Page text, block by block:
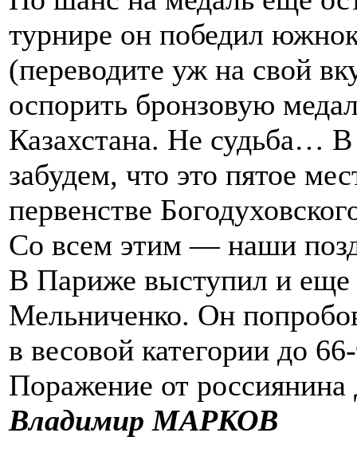
турнире он победил
(переводите уж на свой
оспорить бронзовую
Казахстана. Не судьба…
забудем, что это пятое
первенстве
Со всем этим — наши
В Париже выступил и
Мельниченко. Он
в весовой категории до
Поражение от
Владимир МАРКОВ